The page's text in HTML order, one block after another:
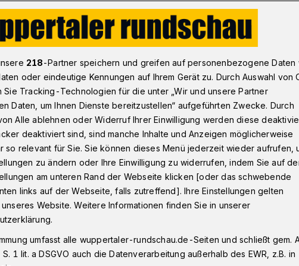
Baubeginn für neue Verbrennungsanlage von Klärschlamm
neue
von
starten Mitte September die Bauarbeiten
der Klärschlammverwertung
soll sie in Betrieb gehen und dann
218-Partner speichern und greifen auf personenbezogene Daten
oder eindeutige Kennungen auf Ihrem Gerät zu. Durch Auswahl von
Sie Tracking-Technologien für die unter „Wir und unsere Partner
Daten, um Ihnen Dienste bereitzustellen“ aufgeführten Zwecke. Durch
Alle ablehnen oder Widerruf Ihrer Einwilligung werden diese
deaktiviert sind, sind manche Inhalte und Anzeigen möglicherweise
so relevant für Sie. Sie können dieses Menü jederzeit wieder aufrufen,
zu ändern oder Ihre Einwilligung zu widerrufen, indem Sie auf
am unteren Rand der Webseite klicken [oder das schwebende
links auf der Webseite, falls zutreffend]. Ihre Einstellungen gelten
Website. Weitere Informationen finden Sie in unserer
umfasst alle wuppertaler-rundschau.de-Seiten und schließt gem.
1 lit. a DSGVO auch die Datenverarbeitung außerhalb des EWR, z.B. in